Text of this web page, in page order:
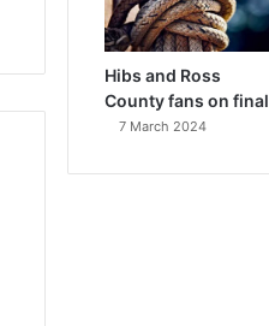
Hibs and Ross
County fans on final
7 March 2024